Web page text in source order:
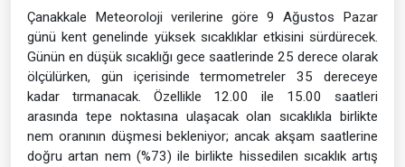
Çanakkale Meteoroloji verilerine göre 9 Ağustos Pazar
günü kent genelinde yüksek sıcaklıklar etkisini sürdürecek.
Günün en düşük sıcaklığı gece saatlerinde 25 derece olarak
ölçülürken, gün içerisinde termometreler 35 dereceye
kadar tırmanacak. Özellikle 12.00 ile 15.00 saatleri
arasında tepe noktasına ulaşacak olan sıcaklıkla birlikte
nem oranının düşmesi bekleniyor; ancak akşam saatlerine
doğru artan nem (%73) ile birlikte hissedilen sıcaklık artış